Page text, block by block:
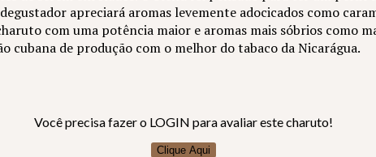
apreciará aromas levemente adocicados como
com uma potência maior e aromas mais sóbrios como
cubana de produção com o melhor do tabaco da Nicarágua.
Você precisa fazer o LOGIN para avaliar este charuto!
Clique Aqui